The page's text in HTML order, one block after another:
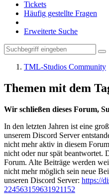
Tickets
Häufig gestellte Fragen
Erweiterte Suche
TML-Studios Community
Themen mit dem
Wir schließen dieses Forum,
In den letzten Jahren ist eine
unserem Discord Server
nicht mehr aktiv in diesem
nicht oder nur spät beantwortet.
Forum. Alte Beiträge werden
nicht mehr möglich sein neue
unseren Discord Server: https://
224563159631921152